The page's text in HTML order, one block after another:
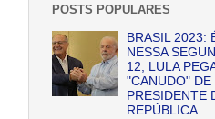
POSTS POPULARES
BRASIL 2023:
NESSA
12, LULA
"CANUDO" DE
PRESIDENTE
REPÚBLICA